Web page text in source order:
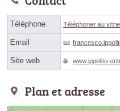
Téléphone Téléphoner au
Email
Site web www.ippolito-
Plan et adresse